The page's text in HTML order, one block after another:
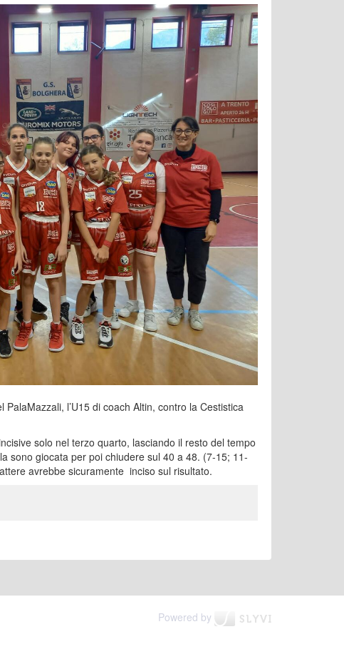
l’U15 di coach Altin, contro la Cestistica
solo nel terzo quarto, lasciando il resto del tempo
sono giocata per poi chiudere sul 40 a 48. (7-15; 11-
avrebbe sicuramente inciso sul risultato.
Powered by